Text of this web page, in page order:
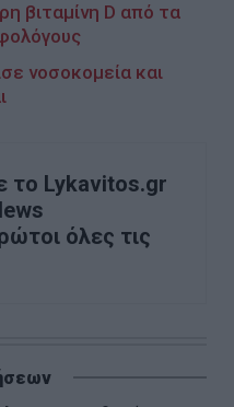
βιταμίνη D από τα
νοσοκομεία και
το Lykavitos.gr
όλες τις